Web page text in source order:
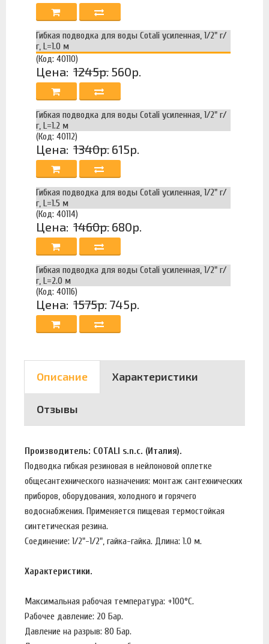
Гибкая подводка для воды Cotali усиленная, 1/2" г/
г, L=1.0 м
(Код: 40110)
Цена: 1245р. 560р.
Гибкая подводка для воды Cotali усиленная, 1/2" г/
г, L=1.2 м
(Код: 40112)
Цена: 1340р. 615р.
Гибкая подводка для воды Cotali усиленная, 1/2" г/
г, L=1.5 м
(Код: 40114)
Цена: 1460р. 680р.
Гибкая подводка для воды Cotali усиленная, 1/2" г/
г, L=2.0 м
(Код: 40116)
Цена: 1575р. 745р.
Описание Характеристики
Отзывы
Производитель: COTALI s.n.c. (Италия).
Подводка гибкая резиновая в нейлоновой оплетке
общесантехнического назначения: монтаж сантехнических
приборов, оборудования, холодного и горячего
водоснабжения. Применяется пищевая термостойкая
синтетическая резина.
Соединение: 1/2"-1/2", гайка-гайка. Длина: 1.0 м.
Характеристики.
Максимальная рабочая температура: +100°C.
Рабочее давление: 20 Бар.
Давление на разрыв: 80 Бар.